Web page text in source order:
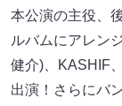
本公演の主役、
ルバムにアレン
健介)、KASHIF
出演！さらにバ